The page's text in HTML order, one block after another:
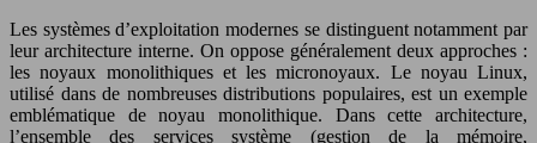
Les systèmes d’exploitation modernes se distinguent notamment par
leur architecture interne. On oppose généralement deux approches :
les noyaux monolithiques et les micronoyaux. Le noyau Linux,
utilisé dans de nombreuses distributions populaires, est un exemple
emblématique de noyau monolithique. Dans cette architecture,
l’ensemble des services système (gestion de la mémoire,